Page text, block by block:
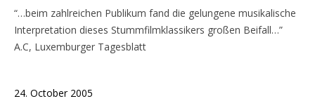
“…beim zahlreichen Publikum fand die gelungene musikalische
Interpretation dieses Stummfilmklassikers großen Beifall…”
A.C, Luxemburger Tagesblatt
24. October 2005